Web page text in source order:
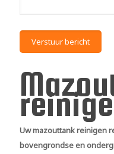
Uw mazouttank reinigen
bovengrondse en